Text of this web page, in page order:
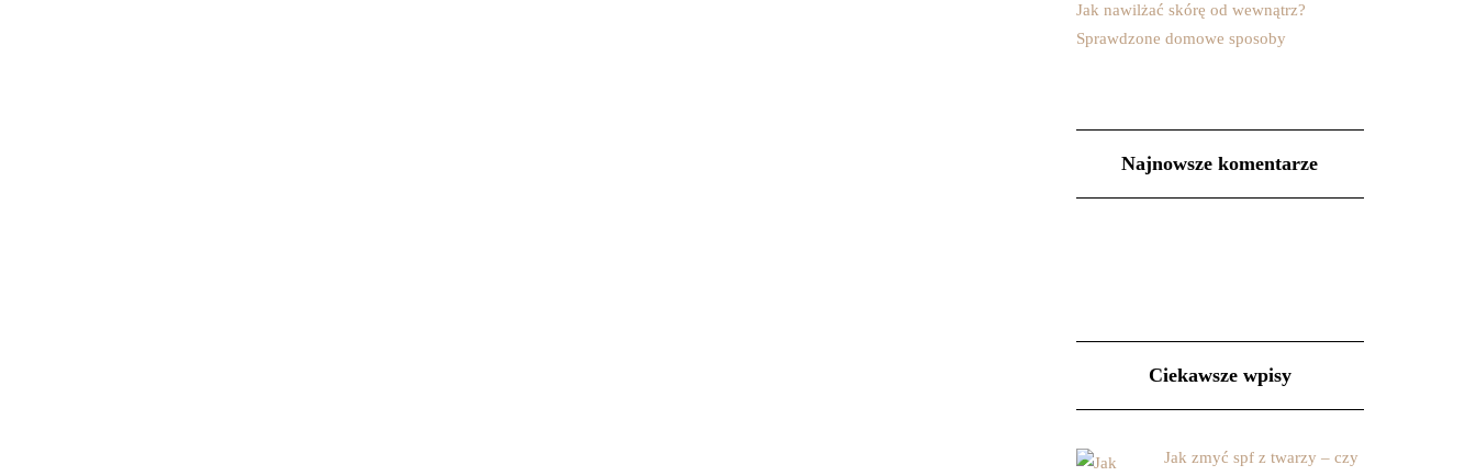
Jak nawilżać skórę od wewnątrz?
Sprawdzone domowe sposoby
Najnowsze komentarze
Ciekawsze wpisy
Jak zmyć spf z twarzy – czy